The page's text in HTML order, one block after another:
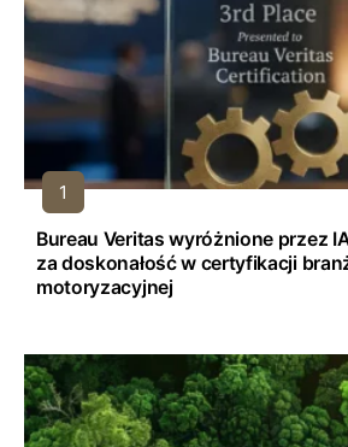
Bureau Veritas wyróżnione przez
za doskonałość w certyfikacji
motoryzacyjnej